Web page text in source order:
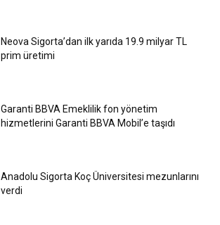
Neova Sigorta’dan ilk yarıda 19.9 milyar TL
prim üretimi
Garanti BBVA Emeklilik fon yönetim
hizmetlerini Garanti BBVA Mobil’e taşıdı
Anadolu Sigorta Koç Üniversitesi mezunlarını
verdi